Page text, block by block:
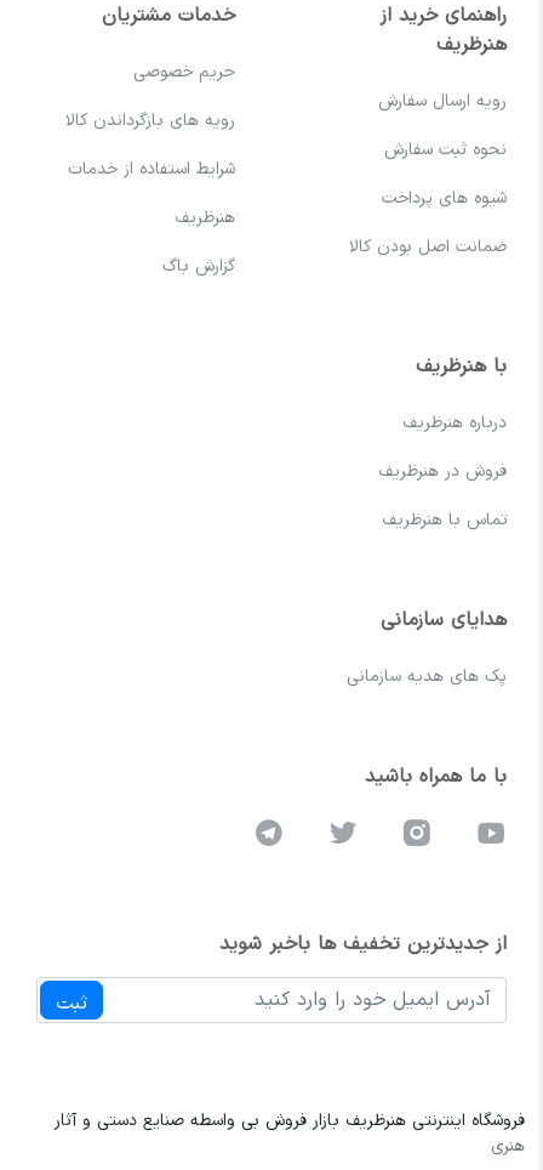
راهنمای خرید از
هنرظریف
رویه ارسال سفارش
نحوه ثبت سفارش
شیوه های پرداخت
ضمانت اصل بودن کالا
خدمات مشتریان
حریم خصوصی
رویه های بازگرداندن کالا
شرایط استفاده از خدمات
هنرظریف
گزارش باگ
با هنرظریف
درباره هنرظریف
فروش در هنرظریف
تماس با هنرظریف
هدایای سازمانی
پک های هدیه سازمانی
با ما همراه باشید
از جدیدترین تخفیف ها باخبر شوید
ثبت
فروشگاه اینترنتی هنرظریف بازار فروش بی واسطه صنایع دستی و آثار
هنری